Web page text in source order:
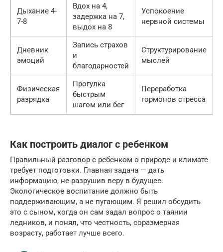
Дыхание 4-
7-8
Вдох на 4,
задержка на 7,
выдох на 8
Успокоение
нервной системы
Дневник
эмоций
Запись страхов
и
благодарностей
Структурирование
мыслей
Физическая
разрядка
Прогулка
быстрым
шагом или бег
Переработка
гормонов стресса
Как построить диалог с ребенком
Правильный разговор с ребенком о природе и климате
требует подготовки. Главная задача — дать
информацию, не разрушив веру в будущее.
Экологическое воспитание должно быть
поддерживающим, а не пугающим. Я решил обсудить
это с сыном, когда он сам задал вопрос о таянии
ледников, и понял, что честность, соразмерная
возрасту, работает лучше всего.